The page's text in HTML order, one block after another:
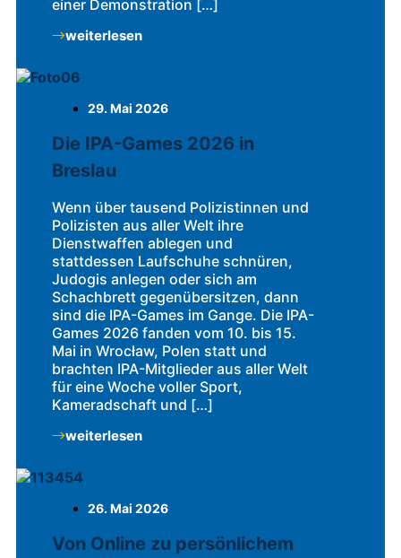
einer Demonstration […]
weiterlesen
29. Mai 2026
Die IPA-Games 2026 in
Breslau
Wenn über tausend Polizistinnen und
Polizisten aus aller Welt ihre
Dienstwaffen ablegen und
stattdessen Laufschuhe schnüren,
Judogis anlegen oder sich am
Schachbrett gegenübersitzen, dann
sind die IPA-Games im Gange. Die IPA-
Games 2026 fanden vom 10. bis 15.
Mai in Wrocław, Polen statt und
brachten IPA-Mitglieder aus aller Welt
für eine Woche voller Sport,
Kameradschaft und […]
weiterlesen
26. Mai 2026
Von Online zu persönlichem